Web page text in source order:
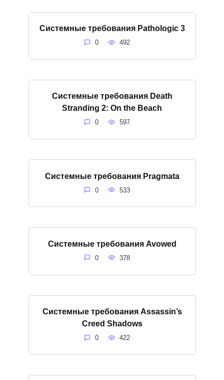
Системные требования Pathologic 3
0 492
Системные требования Death
Stranding 2: On the Beach
0 597
Системные требования Pragmata
0 533
Системные требования Avowed
0 378
Системные требования Assassin’s
Creed Shadows
0 422